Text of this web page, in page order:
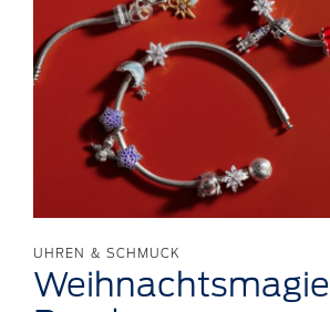
UHREN & SCHMUCK
Weihnachtsmagie